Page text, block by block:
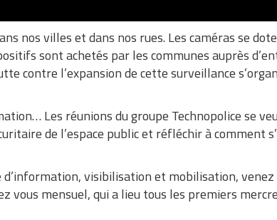
nos villes et dans nos rues. Les caméras se
sont achetés par les communes auprès
contre l’expansion de cette surveillance
Les réunions du groupe Technopolice se
de l’espace public et réfléchir à comment
visibilisation et mobilisation, venez
vous mensuel, qui a lieu tous les premiers